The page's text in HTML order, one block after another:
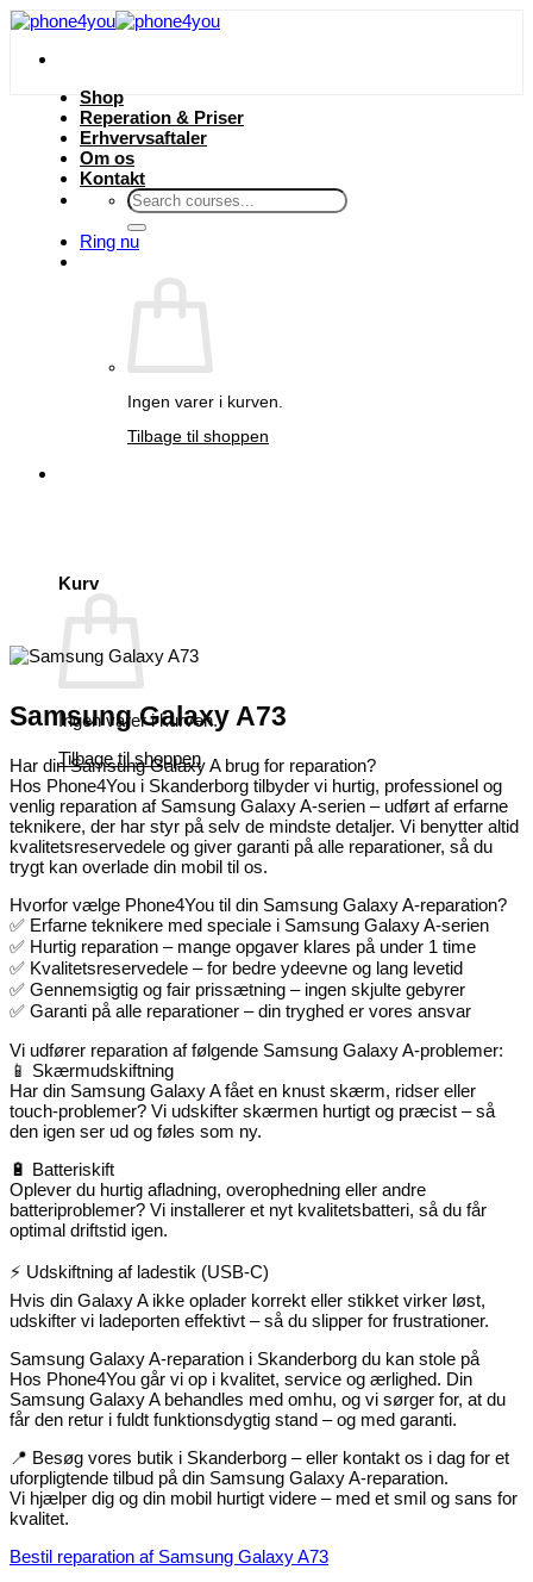
Fortsæt
indhold
Shop
Reperation & Priser
Erhvervsaftaler
Om os
Kontakt
Søg
efter:
Ring nu
Ingen varer i kurven.
Tilbage til shoppen
Kurv
Ingen varer i kurven.
Tilbage til shoppen
Samsung Galaxy A73
Har din Samsung Galaxy A brug for reparation?
Hos Phone4You i Skanderborg tilbyder vi hurtig, professionel og
venlig reparation af Samsung Galaxy A-serien – udført af erfarne
teknikere, der har styr på selv de mindste detaljer. Vi benytter altid
kvalitetsreservedele og giver garanti på alle reparationer, så du
trygt kan overlade din mobil til os.
Hvorfor vælge Phone4You til din Samsung Galaxy A-reparation?
✅ Erfarne teknikere med speciale i Samsung Galaxy A-serien
✅ Hurtig reparation – mange opgaver klares på under 1 time
✅ Kvalitetsreservedele – for bedre ydeevne og lang levetid
✅ Gennemsigtig og fair prissætning – ingen skjulte gebyrer
✅ Garanti på alle reparationer – din tryghed er vores ansvar
Vi udfører reparation af følgende Samsung Galaxy A-problemer:
📱 Skærmudskiftning
Har din Samsung Galaxy A fået en knust skærm, ridser eller
touch-problemer? Vi udskifter skærmen hurtigt og præcist – så
den igen ser ud og føles som ny.
🔋 Batteriskift
Oplever du hurtig afladning, overophedning eller andre
batteriproblemer? Vi installerer et nyt kvalitetsbatteri, så du får
optimal driftstid igen.
⚡ Udskiftning af ladestik (USB-C)
Hvis din Galaxy A ikke oplader korrekt eller stikket virker løst,
udskifter vi ladeporten effektivt – så du slipper for frustrationer.
Samsung Galaxy A-reparation i Skanderborg du kan stole på
Hos Phone4You går vi op i kvalitet, service og ærlighed. Din
Samsung Galaxy A behandles med omhu, og vi sørger for, at du
får den retur i fuldt funktionsdygtig stand – og med garanti.
📍 Besøg vores butik i Skanderborg – eller kontakt os i dag for et
uforpligtende tilbud på din Samsung Galaxy A-reparation.
Vi hjælper dig og din mobil hurtigt videre – med et smil og sans for
kvalitet.
Bestil reparation af Samsung Galaxy A73